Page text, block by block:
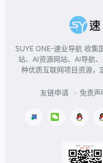
SUYE ONE-速业导航 收集
站、AI资源网站、AI导航
种优质互联网项目资源，
友链申请 免责声